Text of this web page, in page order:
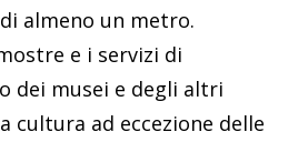
almeno un metro.
e i servizi di
dei musei e degli altri
cultura ad eccezione delle